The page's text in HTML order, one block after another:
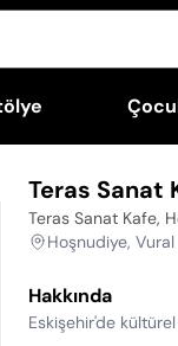
Teras Sanat
Teras Sanat Kafe,
Hoşnudiye,
Hakkında
Eskişehir'de